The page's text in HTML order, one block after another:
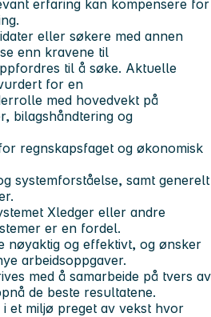
erfaring kan kompensere for
eller søkere med annen
enn kravene til
til å søke. Aktuelle
for en
med hovedvekt på
bilagshåndtering og
regnskapsfaget og økonomisk
systemforståelse, samt generelt
Xledger eller andre
er en fordel.
nøyaktig og effektivt, og ønsker
arbeidsoppgaver.
med å samarbeide på tvers av
de beste resultatene.
i et miljø preget av vekst hvor